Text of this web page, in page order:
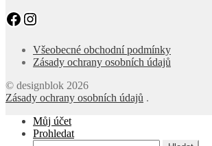
Facebook
Instagram
Všeobecné obchodní podmínky
Zásady ochrany osobních údajů
© designblok 2026
Zásady ochrany osobních údajů .
Můj účet
Prohledat